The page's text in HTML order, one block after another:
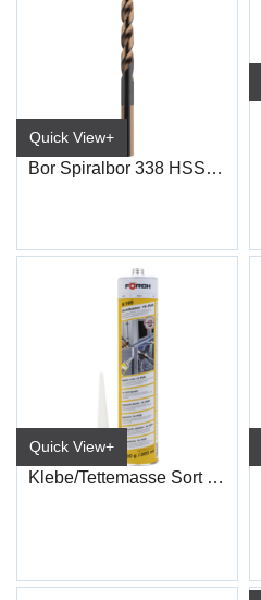
Quick View+
Bor Spiralbor 338 HSS-CO "Step-Tech"
Quick View+
Klebe/Tettemasse Sort (300ml) K195